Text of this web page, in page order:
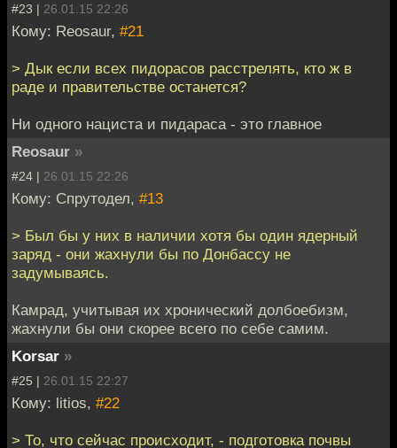
#23 | 26.01.15 22:26
Кому: Reosaur, #21
> Дык если всех пидорасов расстрелять, кто ж в
раде и правительстве останется?
Ни одного нациста и пидараса - это главное
Reosaur »
#24 | 26.01.15 22:26
Кому: Спрутодел, #13
> Был бы у них в наличии хотя бы один ядерный
заряд - они жахнули бы по Донбассу не
задумываясь.
Камрад, учитывая их хронический долбоебизм,
жахнули бы они скорее всего по себе самим.
Korsar »
#25 | 26.01.15 22:27
Кому: litios, #22
> То, что сейчас происходит, - подготовка почвы